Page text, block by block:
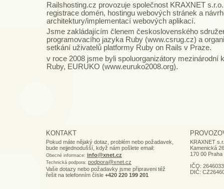
Railshosting.cz provozuje společnost KRAXNET s.r.o.
registrace domén, hostingu webových stránek a
architektury/implementací webových aplikací.
Jsme zakládajícím členem československého
programovacího jazyka Ruby (www.csrug.cz) a
setkání uživatelů platformy Ruby on Rails v Praze.
v roce 2008 jsme byli spoluorganizátory mezinárodní
Ruby, EURUKO (www.euruko2008.org).
KONTAKT
Pokud máte nějaký dotaz, problém nebo požadavek,
bude nejjednodušší, když nám pošlete email:
Obecné informace: info@xnet.cz
Technická podpora: podpora@xnet.cz
Vaše dotazy nebo požadavky jsme připraveni též
řešit na telefonním čísle +420 220 199 201
KRAXNET
Kamenická 26
170 00 Praha
IČO:
DIČ: